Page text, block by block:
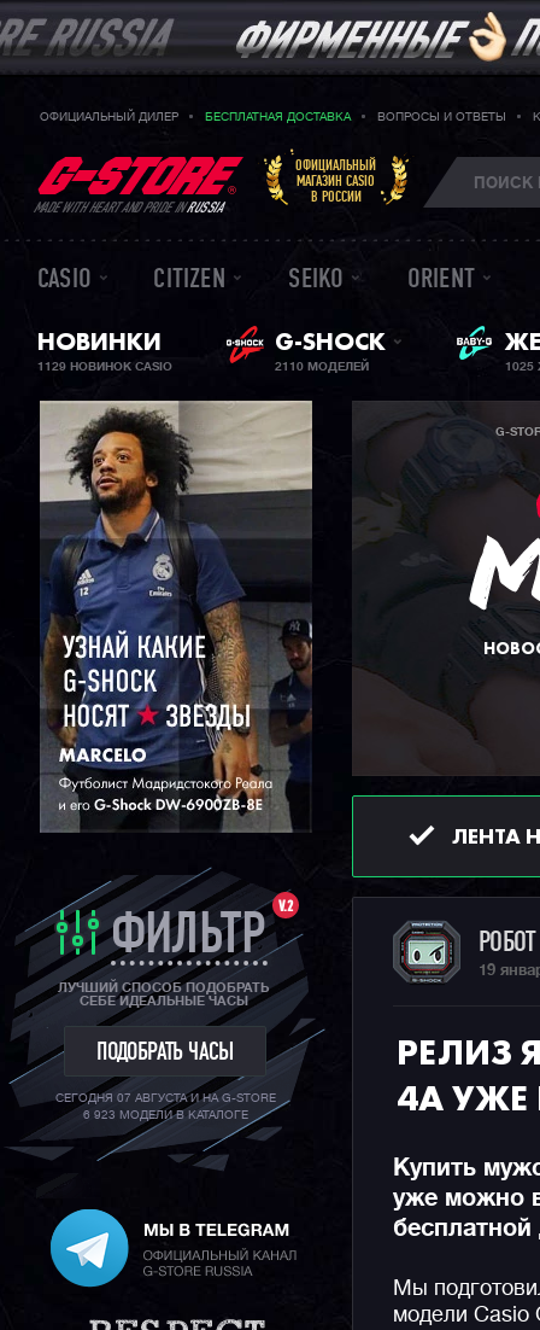
ОФИЦИАЛЬНЫЙ ДИЛЕР БЕСПЛАТНАЯ ДОСТАВКА ВОПРОСЫ И ОТВЕТЫ
MADE WITH HEART AND PRIDE INRUSSIA
ОФИЦИАЛЬНЫЙ
МАГАЗИН CASIO
В РОССИИ
CASIO CITIZEN SEIKO ORIENT
НОВИНКИ
1129 НОВИНОК CASIO
G-SHOCK
2110 МОДЕЛЕЙ
V.2
ФИЛЬТР
ЛУЧШИЙ СПОСОБ ПОДОБРАТЬ
СЕБЕ ИДЕАЛЬНЫЕ ЧАСЫ
ПОДОБРАТЬ ЧАСЫ
СЕГОДНЯ 07 АВГУСТА И НА G-STORE
6 923 МОДЕЛИ В КАТАЛОГЕ
G-
ЛЕНТА
19
РЕЛИЗ
4A
Купить
уже можно
Мы
модели Casio